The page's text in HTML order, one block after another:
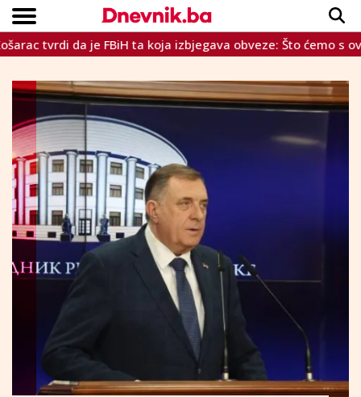
VIJESTI
SPORT
INTERVIEW
TEME
CRNA KRONIKA
LIFESTYLE
Copyright © Dnevnik.ba 2023.
da je FBiH ta koja izbjegava obveze: Što ćemo s ovih 800